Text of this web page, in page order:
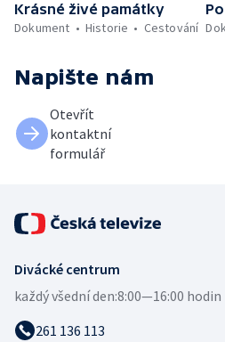
Krásné živé památky
Dokument
Historie Cestování
Napište nám
Otevřít
kontaktní
formulář
Divácké centrum
každý všední den:8:00—16:00 hodin
261 136 113